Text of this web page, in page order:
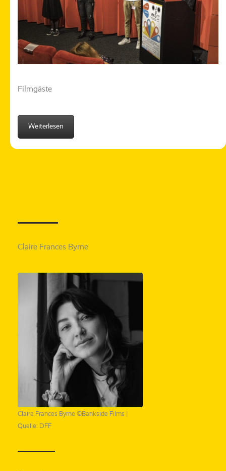
Filmgäste
Weiterlesen
Claire Frances Byrne
Claire Frances Byrne ©Bankside Films |
Quelle: DFF